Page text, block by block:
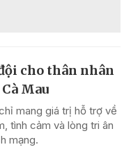
cho thân nhân
Mau
mang giá trị hỗ trợ về
tình cảm và lòng tri ân
mạng.